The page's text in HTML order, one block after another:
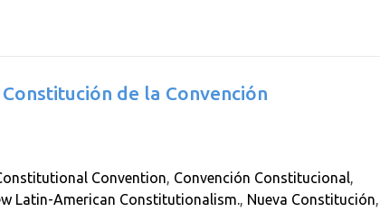
de la Convención
Convention, Convención Constitucional,
Latin-American Constitutionalism., Nueva Constitución,